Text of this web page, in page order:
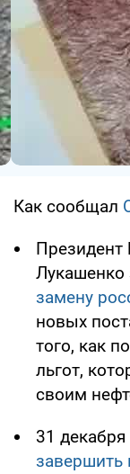
Как сообщал
Президент
Лукашенко
замену
новых
того, как
льгот,
своим
31
завершить